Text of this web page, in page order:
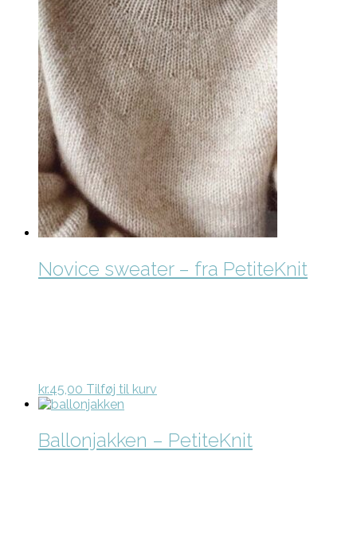
Novice sweater – fra PetiteKnit
kr.45,00 Tilføj til kurv
Ballonjakken – PetiteKnit